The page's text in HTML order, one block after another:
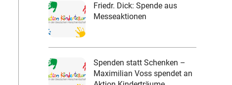
Friedr. Dick: Spende aus
Messeaktionen
Spenden statt Schenken –
Maximilian Voss spendet an